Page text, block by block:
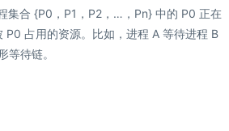
集合 {P0，P1，P2，…，Pn} 中的 P0 正在
占用的资源。比如，进程 A 等待进程 B
待链。